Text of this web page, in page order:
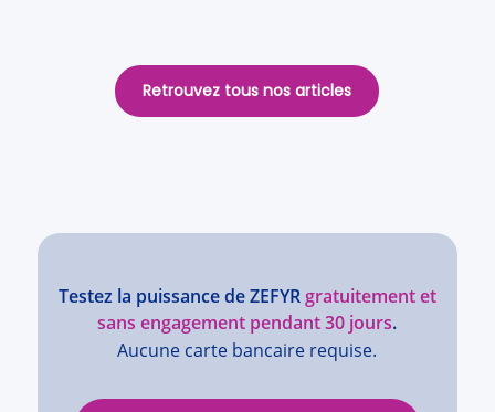
Retrouvez tous nos articles
Testez la puissance de ZEFYR gratuitement et
sans engagement pendant 30 jours.
Aucune carte bancaire requise.